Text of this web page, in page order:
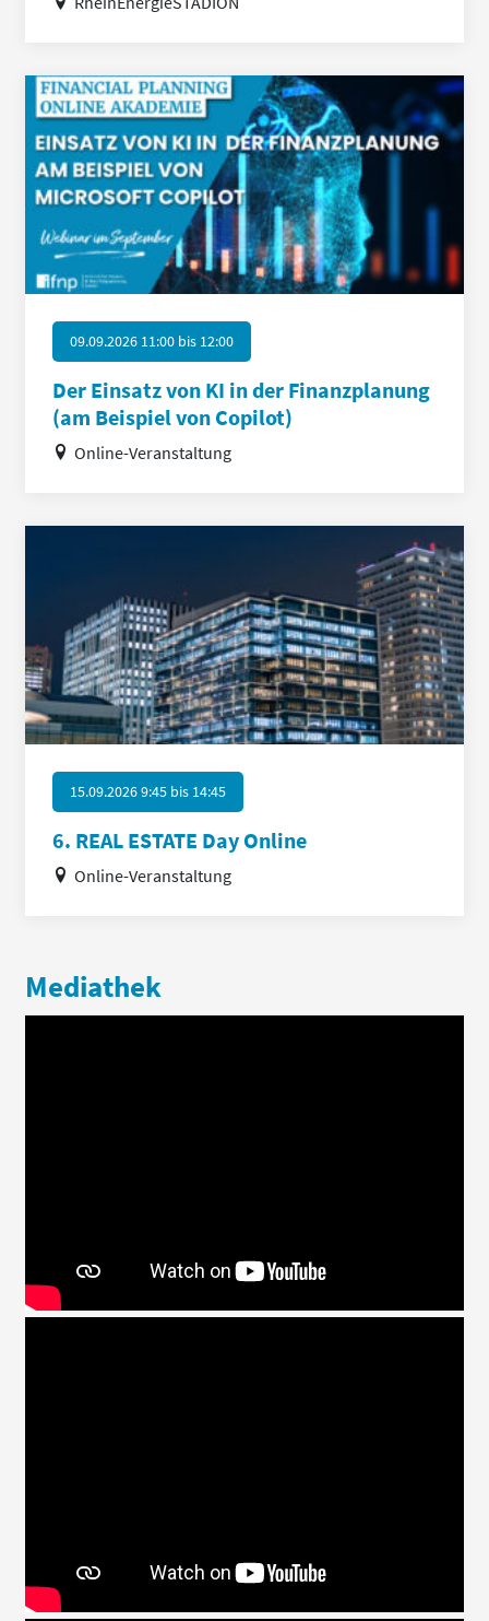
09.09.2026 11:00 bis 12:00
Der Einsatz von KI in der Finanzplanung
(am Beispiel von Copilot)
Online-Veranstaltung
15.09.2026 9:45 bis 14:45
6. REAL ESTATE Day Online
Online-Veranstaltung
Mediathek